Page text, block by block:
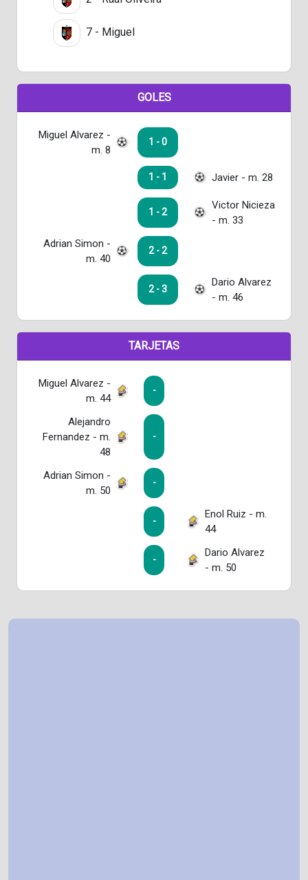
7 - Miguel
GOLES
Miguel Alvarez -
m. 8
1 - 0
1 - 1 Javier - m. 28
1 - 2
Victor Nicieza
- m. 33
Adrian Simon -
m. 40
2 - 2
2 - 3
Dario Alvarez
- m. 46
TARJETAS
Miguel Alvarez -
m. 44
-
Alejandro
Fernandez - m.
48
-
Adrian Simon -
m. 50
-
-
Enol Ruiz - m.
44
-
Dario Alvarez
- m. 50